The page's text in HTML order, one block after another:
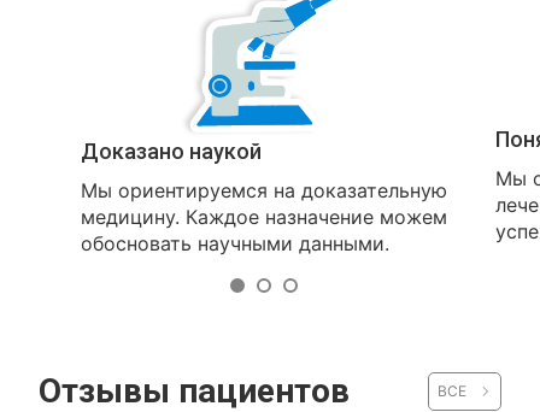
Доказано наукой
Мы ориентируемся на доказательную
медицину. Каждое назначение можем
обосновать научными данными.
Мы
Отзывы пациентов ВСЕ